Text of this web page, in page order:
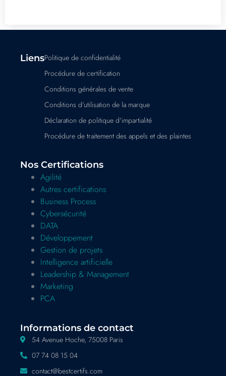
LiensPolitique de confidentialité
Procédure de certification
Conditions générales de vente
Conditions d'utilisation de la marque
Déclaration de politique d'impartialité
Procédure de traitement des appels et des plaintes
Nos Certifications
Agilité
Autres certifications
Business Process
Cybersécurité
DATA
Développement
Gestion de projets
Intelligence artificielle
Leadership & Management
Marketing
PCA
Informations de contact
54 Avenue Hoche, 75008 Paris
07 74 08 15 04
contact@bestcertifs.com